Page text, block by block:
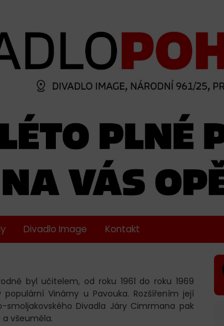
Divadlo Image Kontakt
byl učitelem, od roku 1961 do roku 1969
Vinárny u Pavouka. Rozšířením její
Divadla Járy Cimrmana pak
všeuměla.